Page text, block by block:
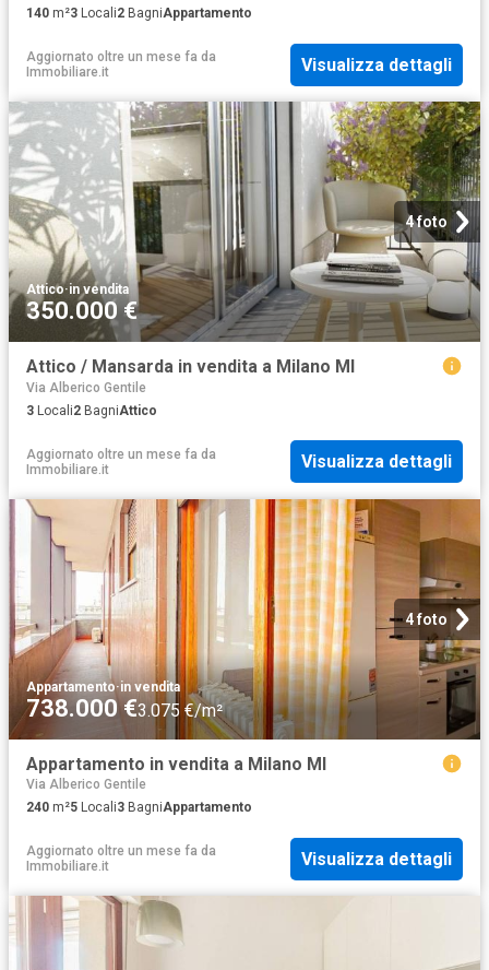
140 m²3 Locali2 BagniAppartamento
Aggiornato oltre un mese fa da
Immobiliare.it
Visualizza dettagli
4 foto
Attico·in vendita
350.000 €
Attico / Mansarda in vendita a Milano MI
Via Alberico Gentile
3 Locali2 BagniAttico
Aggiornato oltre un mese fa da
Immobiliare.it
Visualizza dettagli
4 foto
Appartamento·in vendita
738.000 €3.075 €/m²
Appartamento in vendita a Milano MI
Via Alberico Gentile
240 m²5 Locali3 BagniAppartamento
Aggiornato oltre un mese fa da
Immobiliare.it
Visualizza dettagli